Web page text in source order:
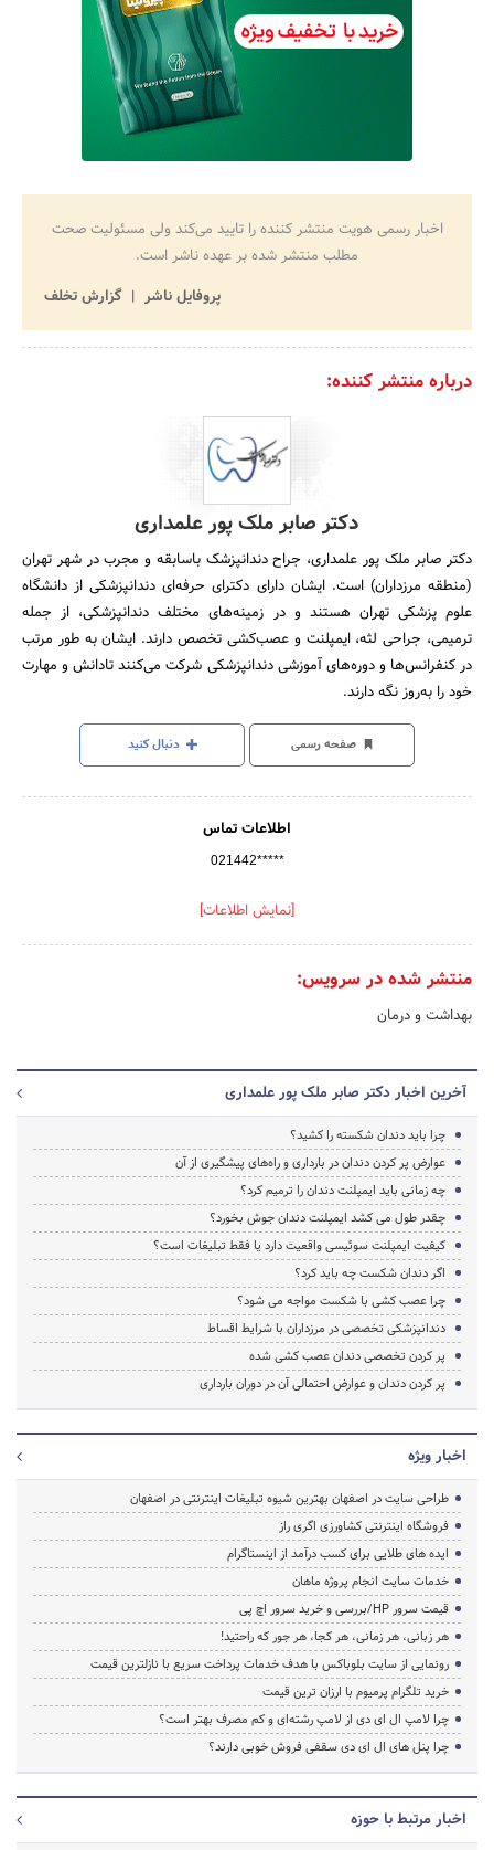
اخبار رسمی هویت منتشر کننده را تایید می‌کند ولی مسئولیت صحت
مطلب منتشر شده بر عهده ناشر است.
پروفایل ناشر
گزارش تخلف
درباره منتشر کننده:
دکتر صابر ملک پور علمداری
دکتر صابر ملک پور علمداری، جراح دندانپزشک باسابقه و مجرب در شهر تهران
(منطقه مرزداران) است. ایشان دارای دکترای حرفه‌ای دندانپزشکی از دانشگاه
علوم پزشکی تهران هستند و در زمینه‌های مختلف دندانپزشکی، از جمله
ترمیمی، جراحی لثه، ایمپلنت و عصب‌کشی تخصص دارند. ایشان به طور مرتب
در کنفرانس‌ها و دوره‌های آموزشی دندانپزشکی شرکت می‌کنند تادانش و مهارت
خود را به‌روز نگه دارند.
صفحه رسمی دنبال کنید
اطلاعات تماس
021442*****
[نمایش اطلاعات]
منتشر شده در سرویس:
بهداشت و درمان
آخرین اخبار دکتر صابر ملک پور علمداری
چرا باید دندان شکسته را کشید؟
عوارض پر کردن دندان در بارداری و راه‌های پیشگیری از آن
چه زمانی باید ایمپلنت دندان را ترمیم کرد؟
چقدر طول می کشد ایمپلنت دندان جوش بخورد؟
کیفیت ایمپلنت سوئیسی واقعیت دارد یا فقط تبلیغات است؟
اگر دندان شکست چه باید کرد؟
چرا عصب کشی با شکست مواجه می‌ شود؟
دندانپزشکی تخصصی در مرزداران با شرایط اقساط
پر کردن تخصصی دندان عصب کشی شده
پر کردن دندان و عوارض احتمالی آن در دوران بارداری
اخبار ویژه
طراحی سایت در اصفهان بهترین شیوه تبلیغات اینترنتی در اصفهان
فروشگاه اینترنتی کشاورزی اگری راز
ایده های طلایی برای کسب درآمد از اینستاگرام
خدمات سایت انجام پروژه ماهان
قیمت سرور HP/بررسی و خرید سرور اچ پی
هر زبانی، هر زمانی، هر کجا، هر جور که راحتید!
رونمایی از سایت بلوباکس با هدف خدمات پرداخت سریع با نازلترین قیمت
خرید تلگرام پرمیوم با ارزان ترین قیمت
چرا لامپ ال ای دی از لامپ رشته‌ای و کم مصرف بهتر است؟
چرا پنل های ال ای دی سقفی فروش خوبی دارند؟
اخبار مرتبط با حوزه